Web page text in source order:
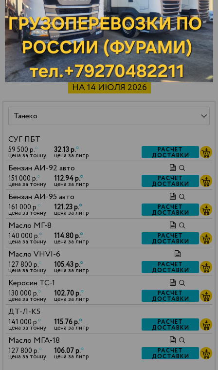
Зарайск
Павлово
Ярославль
СТОИМОСТЬ НЕФТЕПРОДУКТОВ
НА 14 ИЮЛЯ 2026
СУГ ПБТ
59 500 р.*
цена за тонну
32.13 р.*
цена за литр
РАСЧЕТ
ДОСТАВКИ
Бензин АИ-92 авто
151 000 р.*
цена за тонну
112.94 р.*
цена за литр
РАСЧЕТ
ДОСТАВКИ
Бензин АИ-95 авто
161 000 р.*
цена за тонну
121.23 р.*
цена за литр
РАСЧЕТ
ДОСТАВКИ
Масло МГ-8
140 000 р.*
цена за тонну
114.80 р.*
цена за литр
РАСЧЕТ
ДОСТАВКИ
Масло VHVI-6
127 800 р.*
цена за тонну
105.43 р.*
цена за литр
РАСЧЕТ
ДОСТАВКИ
Керосин ТС-1
130 000 р.*
цена за тонну
102.70 р.*
цена за литр
РАСЧЕТ
ДОСТАВКИ
ДТ-Л-К5
141 000 р.*
цена за тонну
115.76 р.*
цена за литр
РАСЧЕТ
ДОСТАВКИ
Масло МГА-18
127 800 р.*
цена за тонну
106.07 р.*
цена за литр
РАСЧЕТ
ДОСТАВКИ